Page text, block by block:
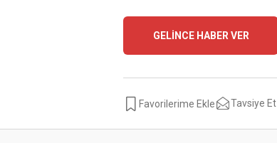
GELİNCE HABER VER
Tavsiye Et